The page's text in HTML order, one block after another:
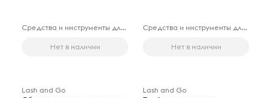
Средства и инструменты для наращивания ресниц
Нет в наличии
Средства и инструменты для наращивания ресниц
Нет в наличии
Lash and Go
Lash and Go